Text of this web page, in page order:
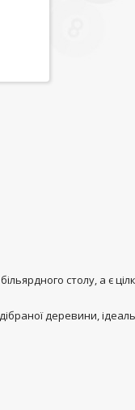
столу, а є
деревини,